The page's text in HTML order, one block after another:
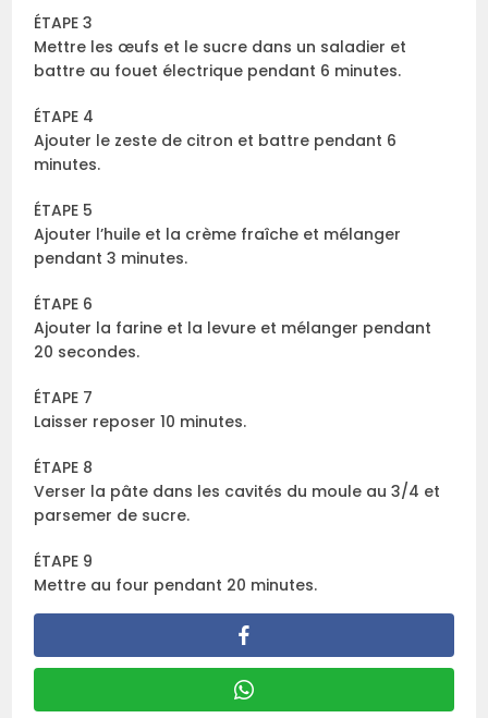
ÉTAPE 3
Mettre les œufs et le sucre dans un saladier et
battre au fouet électrique pendant 6 minutes.
ÉTAPE 4
Ajouter le zeste de citron et battre pendant 6
minutes.
ÉTAPE 5
Ajouter l’huile et la crème fraîche et mélanger
pendant 3 minutes.
ÉTAPE 6
Ajouter la farine et la levure et mélanger pendant
20 secondes.
ÉTAPE 7
Laisser reposer 10 minutes.
ÉTAPE 8
Verser la pâte dans les cavités du moule au 3/4 et
parsemer de sucre.
ÉTAPE 9
Mettre au four pendant 20 minutes.